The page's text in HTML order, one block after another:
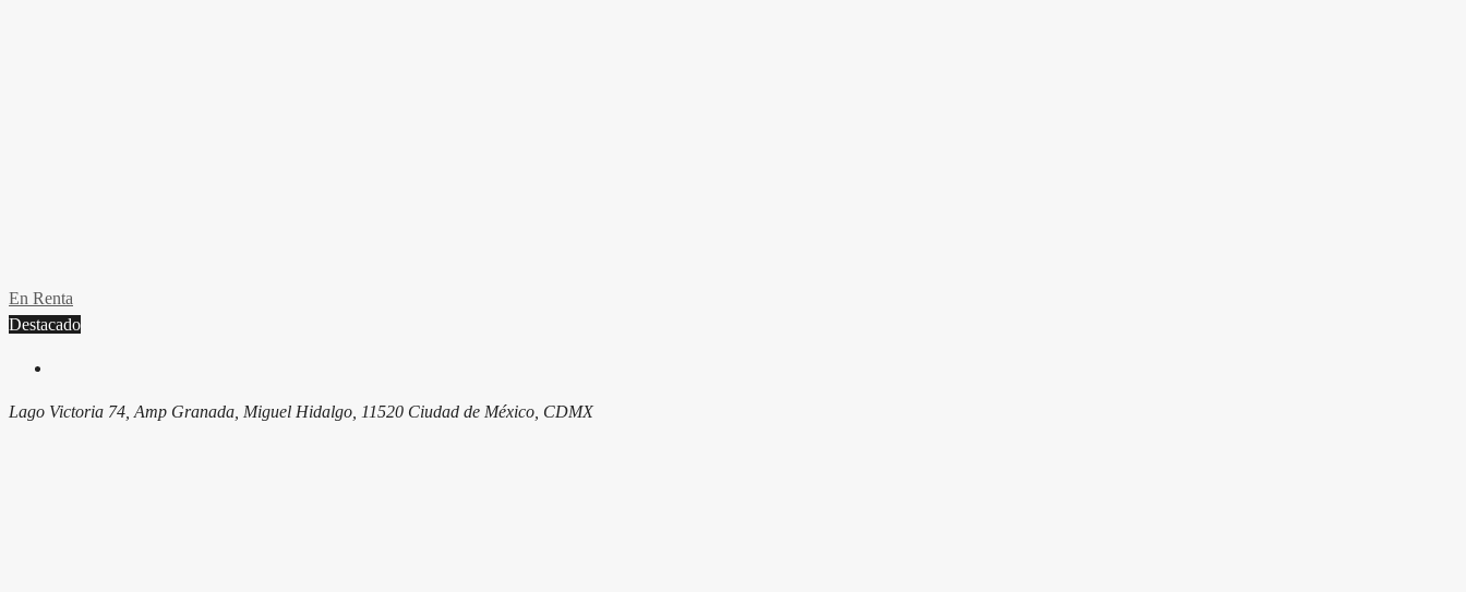
En Renta
Destacado
Lago Victoria 74, Amp Granada, Miguel Hidalgo, 11520 Ciudad de México, CDMX